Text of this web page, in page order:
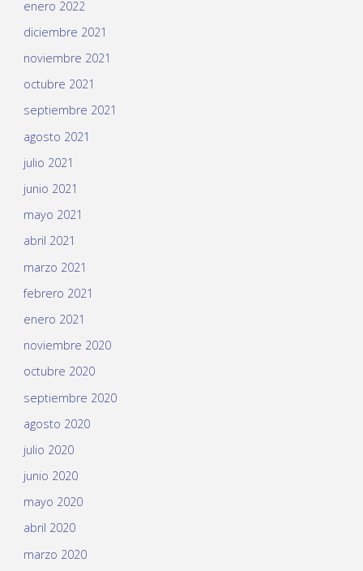
enero 2022
diciembre 2021
noviembre 2021
octubre 2021
septiembre 2021
agosto 2021
julio 2021
junio 2021
mayo 2021
abril 2021
marzo 2021
febrero 2021
enero 2021
noviembre 2020
octubre 2020
septiembre 2020
agosto 2020
julio 2020
junio 2020
mayo 2020
abril 2020
marzo 2020